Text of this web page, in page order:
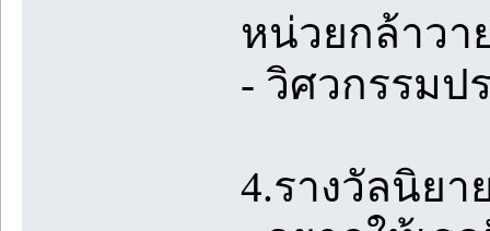
หน่วยกล้าวา
- วิศวกรรมป
4.รางวัลนิย